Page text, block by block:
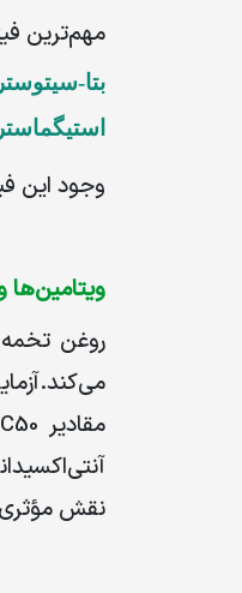
مهم‌ترین
بتا-
وجود این
ویتامین‌ها
روغن
می‌کند.
مقادیر
نقش